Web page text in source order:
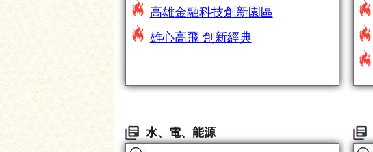
高雄金融科技創新園區
雄心高飛 創新經典
水、電、能源